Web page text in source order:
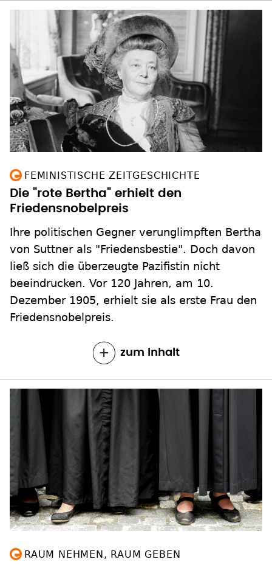
FEMINISTISCHE ZEITGESCHICHTE
Die "rote Bertha" erhielt den
Friedensnobelpreis
Ihre politischen Gegner verunglimpften Bertha
von Suttner als "Friedensbestie". Doch davon
ließ sich die überzeugte Pazifistin nicht
beeindrucken. Vor 120 Jahren, am 10.
Dezember 1905, erhielt sie als erste Frau den
Friedensnobelpreis.
zum Inhalt
RAUM NEHMEN, RAUM GEBEN